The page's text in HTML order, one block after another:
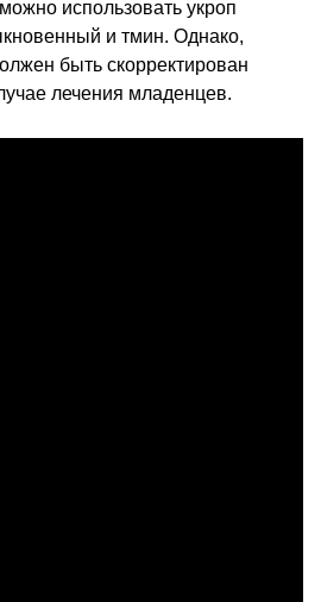
использовать укроп
и тмин. Однако,
быть скорректирован
лечения младенцев.